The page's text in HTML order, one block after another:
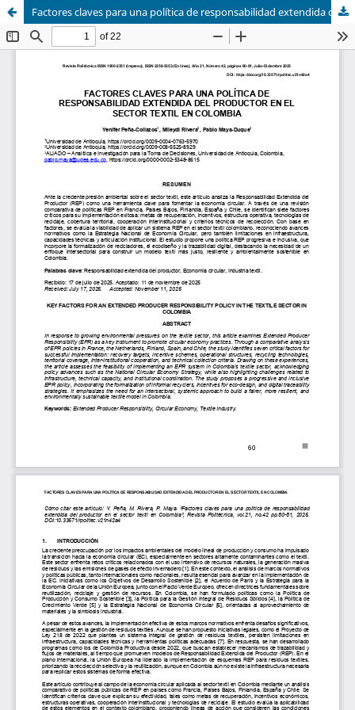
Factores claves para una política de responsabilidad extendida del productor en el sector textil en Colombia